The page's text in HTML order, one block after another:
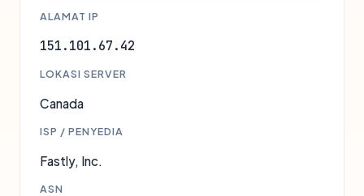
ALAMAT IP
151.101.67.42
LOKASI SERVER
Canada
ISP / PENYEDIA
Fastly, Inc.
ASN